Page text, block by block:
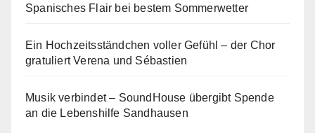
Spanisches Flair bei bestem Sommerwetter
Ein Hochzeitsständchen voller Gefühl – der Chor
gratuliert Verena und Sébastien
Musik verbindet – SoundHouse übergibt Spende
an die Lebenshilfe Sandhausen